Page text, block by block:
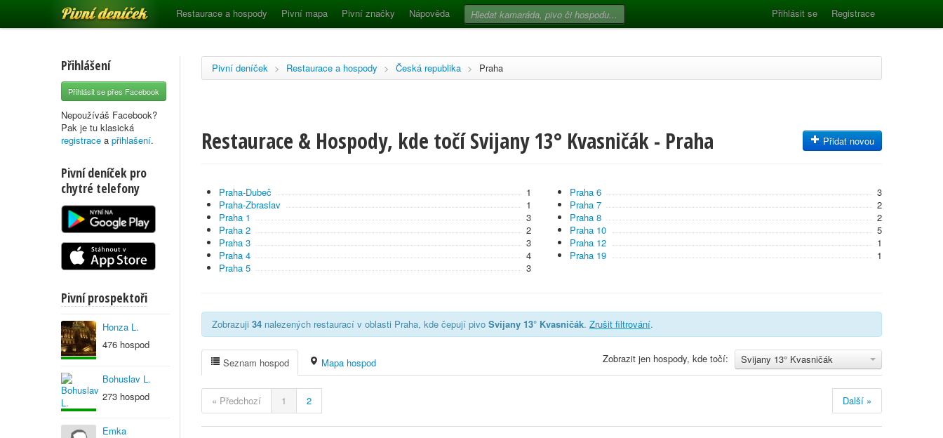
Pivní deníček Restaurace a hospody Pivní mapa Pivní značky Nápověda Přihlásit se Registrace
Přihlášení
Přihlásit se přes Facebook
Nepoužíváš Facebook?
Pak je tu klasická
registrace a přihlašení.
Pivní deníček pro
chytré telefony
Pivní prospektoři
Honza L.
476 hospod
Bohuslav L.
273 hospod
Emka
Pivní deníček > Restaurace a hospody > Česká republika > Praha
Restaurace & Hospody, kde točí Svijany 13° Kvasničák - Praha Přidat novou
Praha-Dubeč
1
Praha-Zbraslav
1
Praha 1
3
Praha 2
2
Praha 3
3
Praha 4
4
Praha 5
3
Praha 6
3
Praha 7
2
Praha 8
2
Praha 10
5
Praha 12
1
Praha 19
1
Zobrazuji 34 nalezených restaurací v oblasti Praha, kde čepují pivo Svijany 13° Kvasničák. Zrušit filtrování.
Svijany 13° Kvasničák
Zobrazit jen hospody, kde točí:
Seznam hospod Mapa hospod
« Předchozí 1 2 Další »